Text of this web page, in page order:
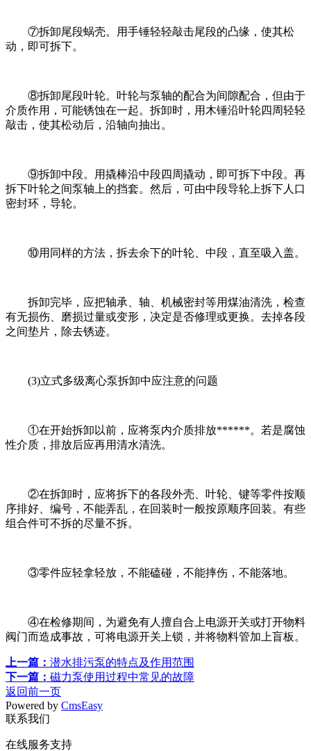
⑦拆卸尾段蜗壳。用手锤轻轻敲击尾段的凸缘，使其松
动，即可拆下。
⑧拆卸尾段叶轮。叶轮与泵轴的配合为间隙配合，但由于
介质作用，可能锈蚀在一起。拆卸时，用木锤沿叶轮四周轻轻
敲击，使其松动后，沿轴向抽出。
⑨拆卸中段。用撬棒沿中段四周撬动，即可拆下中段。再
拆下叶轮之间泵轴上的挡套。然后，可由中段导轮上拆下人口
密封环，导轮。
⑩用同样的方法，拆去余下的叶轮、中段，直至吸入盖。
拆卸完毕，应把轴承、轴、机械密封等用煤油清洗，检查
有无损伤、磨损过量或变形，决定是否修理或更换。去掉各段
之间垫片，除去锈迹。
(3)立式多级离心泵拆卸中应注意的问题
①在开始拆卸以前，应将泵内介质排放******。若是腐蚀
性介质，排放后应再用清水清洗。
②在拆卸时，应将拆下的各段外壳、叶轮、键等零件按顺
序排好、编号，不能弄乱，在回装时一般按原顺序回装。有些
组合件可不拆的尽量不拆。
③零件应轻拿轻放，不能磕碰，不能摔伤，不能落地。
④在检修期间，为避免有人擅自合上电源开关或打开物料
阀门而造成事故，可将电源开关上锁，并将物料管加上盲板。
上一篇： 潜水排污泵的特点及作用范围
下一篇： 磁力泵使用过程中常见的故障
返回前一页
Powered by CmsEasy
联系我们
在线服务支持